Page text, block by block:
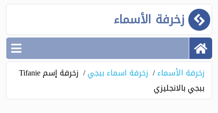
زخرفة الأسماء
زخرفة الأسماء زخرفة اسماء ببجي
زخرفة إسم Tifanie
ببجي بالانجليزي